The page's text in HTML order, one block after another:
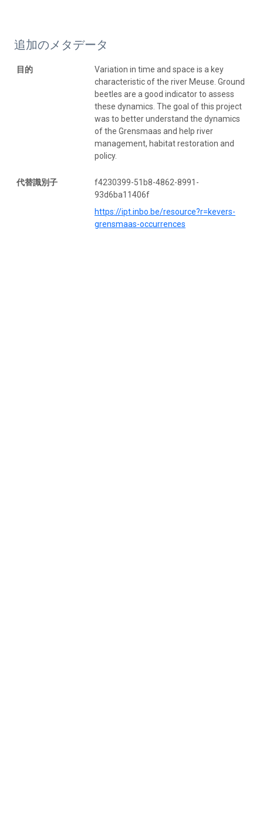
追加のメタデータ
目的
Variation in time and space is a key
characteristic of the river Meuse. Ground
beetles are a good indicator to assess
these dynamics. The goal of this project
was to better understand the dynamics
of the Grensmaas and help river
management, habitat restoration and
policy.
代替識別子
f4230399-51b8-4862-8991-
93d6ba11406f
https://ipt.inbo.be/resource?r=kevers-
grensmaas-occurrences